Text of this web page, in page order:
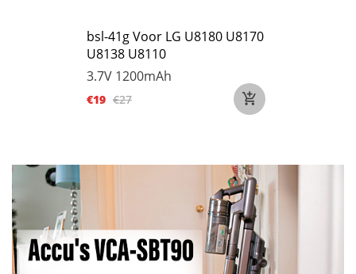
bsl-41g Voor LG U8180 U8170
U8138 U8110
3.7V 1200mAh
€19 €27